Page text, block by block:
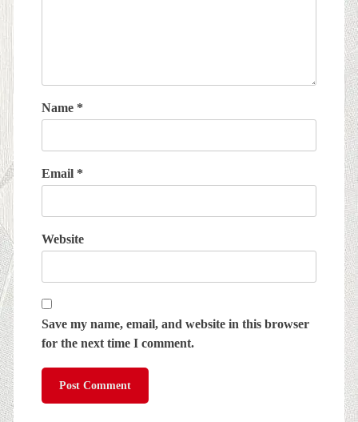
Name *
Email *
Website
Save my name, email, and website in this browser
for the next time I comment.